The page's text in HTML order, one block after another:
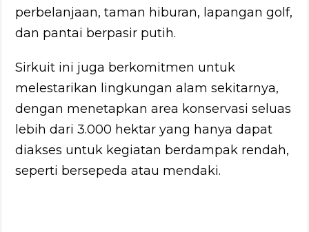
perbelanjaan, taman hiburan, lapangan golf,
dan pantai berpasir putih.
Sirkuit ini juga berkomitmen untuk
melestarikan lingkungan alam sekitarnya,
dengan menetapkan area konservasi seluas
lebih dari 3.000 hektar yang hanya dapat
diakses untuk kegiatan berdampak rendah,
seperti bersepeda atau mendaki.